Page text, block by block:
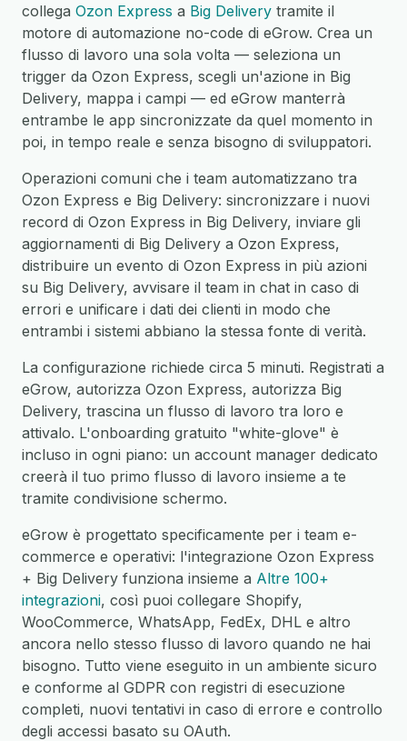
collega Ozon Express a Big Delivery tramite il
motore di automazione no-code di eGrow. Crea un
flusso di lavoro una sola volta — seleziona un
trigger da Ozon Express, scegli un'azione in Big
Delivery, mappa i campi — ed eGrow manterrà
entrambe le app sincronizzate da quel momento in
poi, in tempo reale e senza bisogno di sviluppatori.
Operazioni comuni che i team automatizzano tra
Ozon Express e Big Delivery: sincronizzare i nuovi
record di Ozon Express in Big Delivery, inviare gli
aggiornamenti di Big Delivery a Ozon Express,
distribuire un evento di Ozon Express in più azioni
su Big Delivery, avvisare il team in chat in caso di
errori e unificare i dati dei clienti in modo che
entrambi i sistemi abbiano la stessa fonte di verità.
La configurazione richiede circa 5 minuti. Registrati a
eGrow, autorizza Ozon Express, autorizza Big
Delivery, trascina un flusso di lavoro tra loro e
attivalo. L'onboarding gratuito "white-glove" è
incluso in ogni piano: un account manager dedicato
creerà il tuo primo flusso di lavoro insieme a te
tramite condivisione schermo.
eGrow è progettato specificamente per i team e-
commerce e operativi: l'integrazione Ozon Express
+ Big Delivery funziona insieme a Altre 100+
integrazioni, così puoi collegare Shopify,
WooCommerce, WhatsApp, FedEx, DHL e altro
ancora nello stesso flusso di lavoro quando ne hai
bisogno. Tutto viene eseguito in un ambiente sicuro
e conforme al GDPR con registri di esecuzione
completi, nuovi tentativi in caso di errore e controllo
degli accessi basato su OAuth.